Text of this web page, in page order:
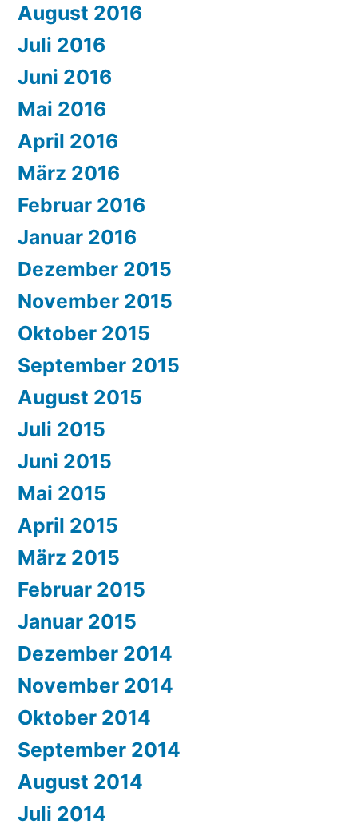
August 2016
Juli 2016
Juni 2016
Mai 2016
April 2016
März 2016
Februar 2016
Januar 2016
Dezember 2015
November 2015
Oktober 2015
September 2015
August 2015
Juli 2015
Juni 2015
Mai 2015
April 2015
März 2015
Februar 2015
Januar 2015
Dezember 2014
November 2014
Oktober 2014
September 2014
August 2014
Juli 2014